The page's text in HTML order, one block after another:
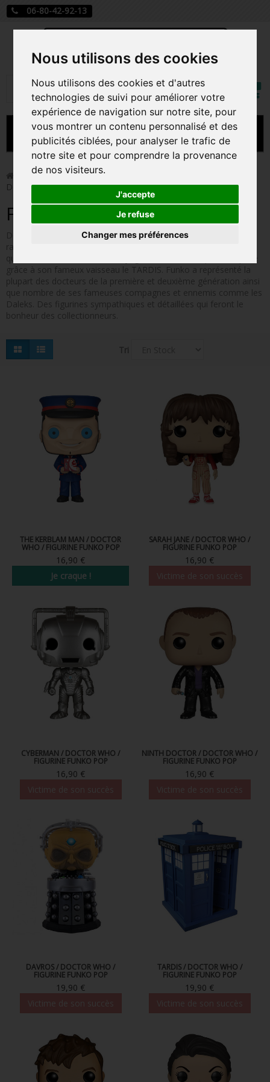
Nous utilisons des cookies
Nous utilisons des cookies et d'autres
technologies de suivi pour améliorer votre
expérience de navigation sur notre site, pour
vous montrer un contenu personnalisé et des
publicités ciblées, pour analyser le trafic de
notre site et pour comprendre la provenance
de nos visiteurs.
J'accepte
Je refuse
Changer mes préférences
06-80-42-92-13
Rechercher
Mon
MENU
CARTE A JOUER
PRÉCOMMANDE FIGURINES POP
FIGURINES POP MANGA
FIGURINES POP DISNEY
FIGURINES POP MARVEL
FIGURINES POP MUSIQUE
FIGURINES POP SÉRIE TV
FIGURINES POP SPORTS
FIGURINES POP HARRY POTTER
FIGURINES POP STAR WARS
FIGURINES POP STRANGER THINGS
FIGURINES POP SEIGNEUR DES ANNEAUX
FIGURINES POP DC COMICS
FIGURINE POP AD ICONS
FIGURINE POP ROYALS FAMILY
FIGURINES POP AUTRES COMICS
POP PROTECTION
PORTE-CLÉS POCKET POP
FUNKO VINYL SODA
FUNKO POP PIN
Funko Pop! > Figurines Pop Série TV
Doctor Who
Figurines Pop Doctor Who
Doctor Who est la célèbre série de science-fiction de la BBC
racontant l'histoire d'un extra-terrestre de la planète Gallifrey
quasi immortel "le docteur" voyageant dans le temps et l'espace
grâce à son fameux vaisseau le TARDIS. Funko a représenté la
plupart des docteurs de la première et deuxième génération ainsi
que nombre de ses fameuses compagnes et ennemis comme les
Daleks. Des figurines sympathiques et détaillées qui feront le
bonheur des collectionneurs.
THE KERBLAM MAN / DOCTOR
WHO / FIGURINE FUNKO POP
16,90 €
Je craque !
SARAH JANE / DOCTOR WHO /
FIGURINE FUNKO POP
16,90 €
CYBERMAN / DOCTOR WHO /
FIGURINE FUNKO POP
16,90 €
NINTH DOCTOR / DOCTOR WHO /
FIGURINE FUNKO POP
16,90 €
DAVROS / DOCTOR WHO /
FIGURINE FUNKO POP
19,90 €
TARDIS / DOCTOR WHO /
FIGURINE FUNKO POP
19,90 €